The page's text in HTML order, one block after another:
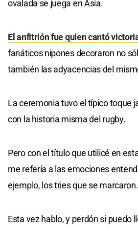
ovalada se juega en Asia.
El anfitrión fue quien cantó
fanáticos nipones decoraron no
también las adyacencias del
La ceremonia tuvo el típico toque
con la historia misma del rugby.
Pero con el título que utilicé en
me refería a las emociones
ejemplo, los tries que se marcaron.
Esta vez hablo, y perdón si puedo